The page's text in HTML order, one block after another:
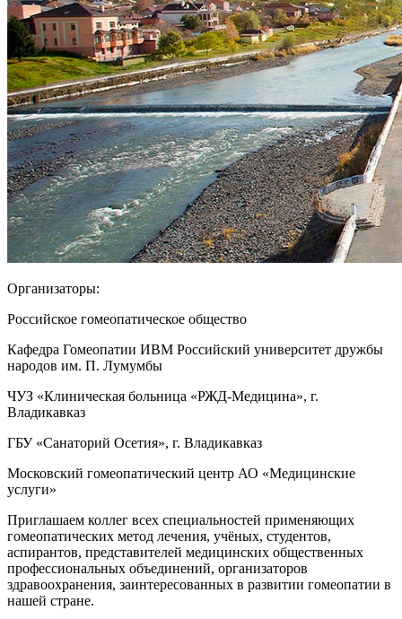
Организаторы:
Российское гомеопатическое общество
Кафедра Гомеопатии ИВМ Российский университет дружбы
народов им. П. Лумумбы
ЧУЗ «Клиническая больница «РЖД-Медицина», г.
Владикавказ
ГБУ «Санаторий Осетия», г. Владикавказ
Московский гомеопатический центр АО «Медицинские
услуги»
Приглашаем коллег всех специальностей применяющих
гомеопатических метод лечения, учёных, студентов,
аспирантов, представителей медицинских общественных
профессиональных объединений, организаторов
здравоохранения, заинтересованных в развитии гомеопатии в
нашей стране.